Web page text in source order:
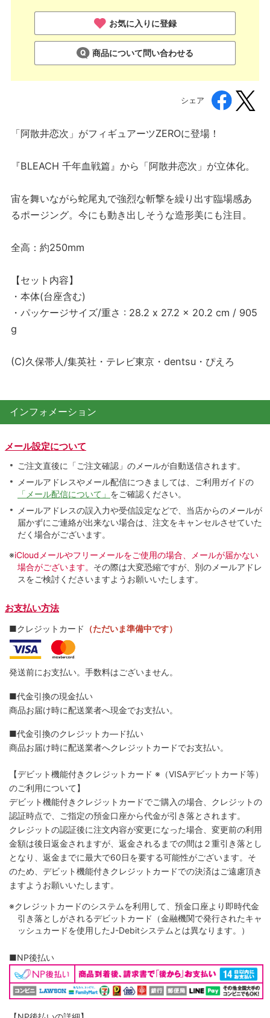
お気に入りに登録
商品について問い合わせる
シェア
「阿散井恋次」がフィギュアーツZEROに登場！
『BLEACH 千年血戦篇』から「阿散井恋次」が立体化。
宙を舞いながら蛇尾丸で強烈な斬撃を繰り出す臨場感あ
るポージング。今にも動き出しそうな造形美にも注目。
全高：約250mm
【セット内容】
・本体(台座含む)
・パッケージサイズ/重さ : 28.2 x 27.2 x 20.2 cm / 905
g
(C)久保帯人/集英社・テレビ東京・dentsu・ぴえろ
インフォメーション
メール設定について
ご注文直後に「ご注文確認」のメールが自動送信されます。
メールアドレスやメール配信につきましては、ご利用ガイドの
「メール配信について」 をご確認ください。
メールアドレスの誤入力や受信設定などで、当店からのメールが
届かずにご連絡が出来ない場合は、注文をキャンセルさせていた
だく場合がございます。
※iCloudメールやフリーメールをご使用の場合、メールが届かない
場合がございます。 その際は大変恐縮ですが、別のメールアドレ
スをご検討くださいますようお願いいたします。
お支払い方法
■クレジットカード （ただいま準備中です）
発送前にお支払い。手数料はございません。
■代金引換の現金払い
商品お届け時に配送業者へ現金でお支払い。
■代金引換のクレジットカ―ド払い
商品お届け時に配送業者へクレジットカードでお支払い。
【デビット機能付きクレジットカード ※（VISAデビットカード等）
のご利用について】
デビット機能付きクレジットカードでご購入の場合、クレジットの
認証時点で、ご指定の預金口座から代金が引き落とされます。
クレジットの認証後に注文内容が変更になった場合、変更前の利用
金額は後日返金されますが、返金されるまでの間は２重引き落とし
となり、返金までに最大で60日を要する可能性がございます。そ
のため、デビット機能付きクレジットカードでの決済はご遠慮頂き
ますようお願いいたします。
※クレジットカードのシステムを利用して、預金口座より即時代金
引き落としがされるデビットカード（金融機関で発行されたキャ
ッシュカードを使用したJ-Debitシステムとは異なります。）
■NP後払い